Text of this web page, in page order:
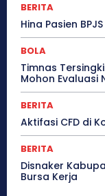
BERITA
Hina Pasien
BOLA
Timnas
Mohon Evaluasi
BERITA
Aktifasi CFD di
BERITA
Disnaker
Bursa Kerja